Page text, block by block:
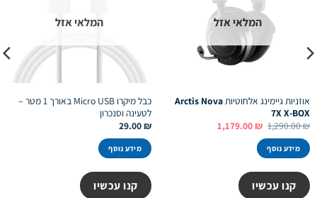
המלאי אזל
אוזניות גיימינג אלחוטיותArctis Nova
7X X-BOX
1,290.00₪ המחיר
היה:
1,290.00 ₪.
1,179.00₪ המחיר
מידע נוסף
קנו עכשיו
המלאי אזל
כבל מיקרו Micro USB באורך 1 מטר –
לטעינה וסנכרון
29.00₪
מידע נוסף
קנו עכשיו